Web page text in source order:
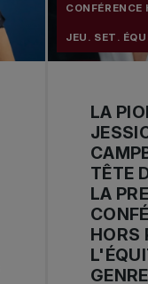
CONFÉRENCE
JEU. SET.
LA
TÊTE
LA
HORS